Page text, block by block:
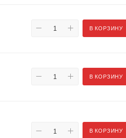
В КОРЗИНУ
В КОРЗИНУ
В КОРЗИНУ